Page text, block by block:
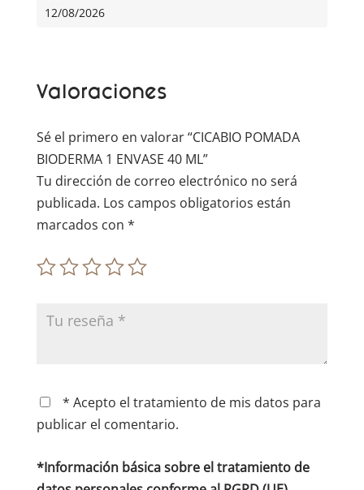
e
12/08/2026
Valoraciones
Sé el primero en valorar “CICABIO POMADA
BIODERMA 1 ENVASE 40 ML”
Tu dirección de correo electrónico no será
publicada. Los campos obligatorios están
marcados con *
* Acepto el tratamiento de mis datos para
publicar el comentario.
*Información básica sobre el tratamiento de